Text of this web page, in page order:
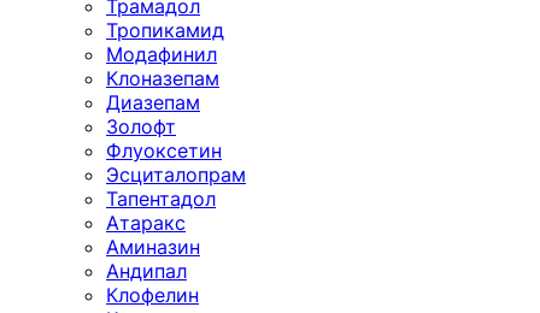
Трамадол
Тропикамид
Модафинил
Клоназепам
Диазепам
Золофт
Флуоксетин
Эсциталопрам
Тапентадол
Атаракс
Аминазин
Андипал
Клофелин